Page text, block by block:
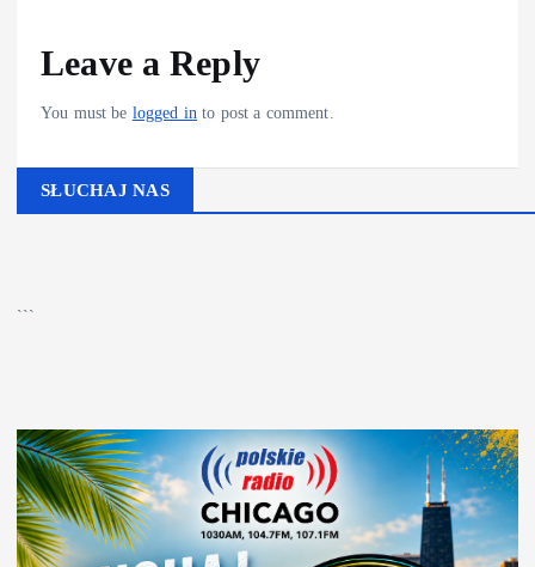
Leave a Reply
You must be logged in to post a comment.
SŁUCHAJ NAS
```